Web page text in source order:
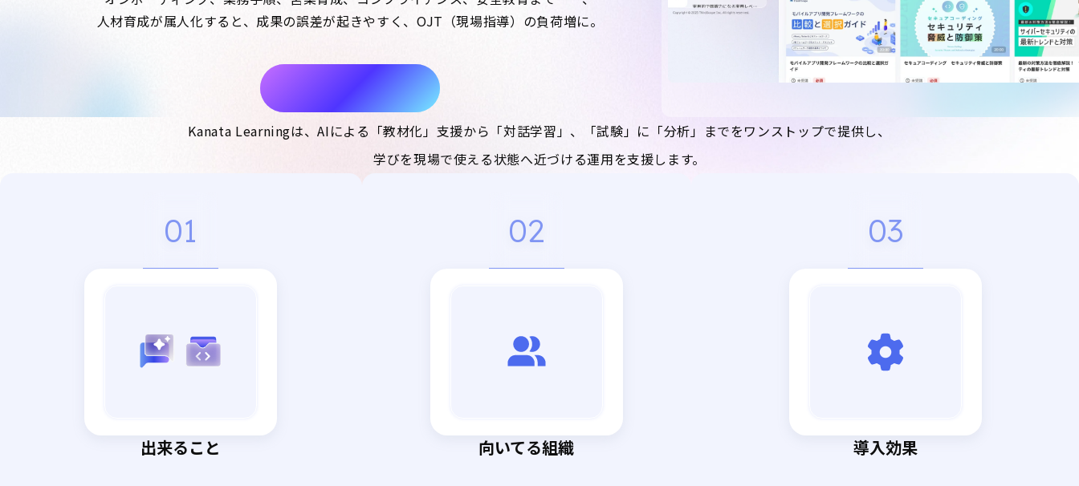
人材育成が属人化すると、成果の誤差が起きやすく、OJT（現場指導）の負荷増に。
Kanata Learningは、AIによる「教材化」支援から「対話学習」、「試験」に「分析」までをワンストップで提供し、
学びを現場で使える状態へ近づける運用を支援します。
01
出来ること
02
向いてる組織
03
導入効果